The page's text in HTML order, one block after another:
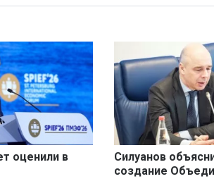
оценили в
Силуанов
создание